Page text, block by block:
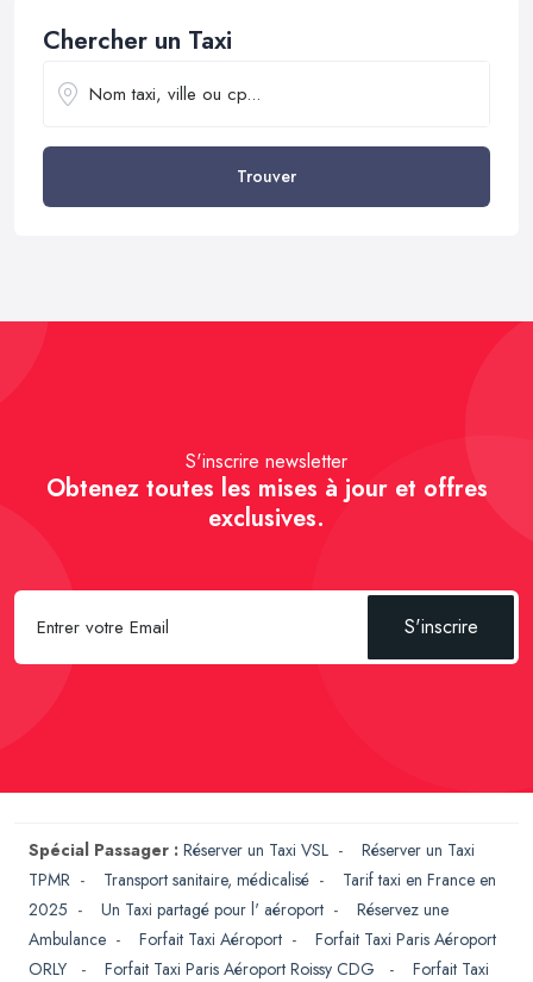
Chercher un Taxi
Trouver
S'inscrire newsletter
Obtenez toutes les mises à jour et offres
exclusives.
S'inscrire
Spécial Passager : Réserver un Taxi VSL - Réserver un Taxi
TPMR - Transport sanitaire, médicalisé - Tarif taxi en France en
2025 - Un Taxi partagé pour l' aéroport - Réservez une
Ambulance - Forfait Taxi Aéroport - Forfait Taxi Paris Aéroport
ORLY
- Forfait Taxi Paris Aéroport Roissy CDG - Forfait Taxi